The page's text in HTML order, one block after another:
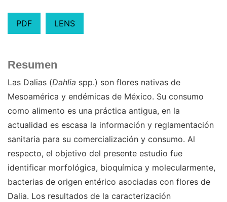
PDF LENS
Resumen
Las Dalias (Dahlia spp.) son flores nativas de
Mesoamérica y endémicas de México. Su consumo
como alimento es una práctica antigua, en la
actualidad es escasa la información y reglamentación
sanitaria para su comercialización y consumo. Al
respecto, el objetivo del presente estudio fue
identificar morfológica, bioquímica y molecularmente,
bacterias de origen entérico asociadas con flores de
Dalia. Los resultados de la caracterización